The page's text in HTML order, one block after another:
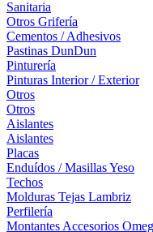
Sanitaria
Otros Grifería
Cementos / Adhesivos
Pastinas DunDun
Pinturería
Pinturas Interior / Exterior
Otros
Otros
Aislantes
Aislantes
Placas
Enduídos / MasillasYeso
Techos
Molduras Tejas Lambriz
Perfilería
Montantes Accesorios